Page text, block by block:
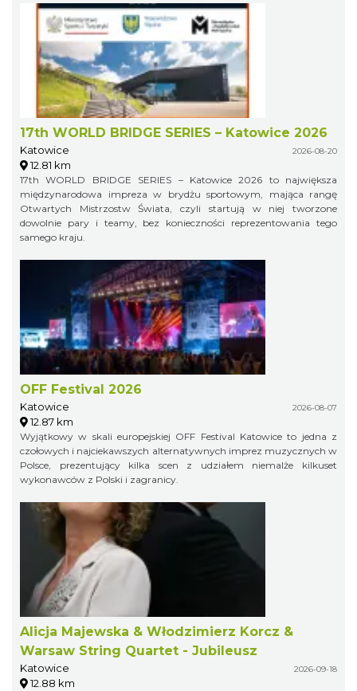
17th WORLD BRIDGE SERIES – Katowice 2026
Katowice 2026-08-20
12.81 km
17th WORLD BRIDGE SERIES – Katowice 2026 to największa
międzynarodowa impreza w brydżu sportowym, mająca rangę
Otwartych Mistrzostw Świata, czyli startują w niej tworzone
dowolnie pary i teamy, bez konieczności reprezentowania tego
samego kraju.
OFF Festival 2026
Katowice 2026-08-07
12.87 km
Wyjątkowy w skali europejskiej OFF Festival Katowice to jedna z
czołowych i najciekawszych alternatywnych imprez muzycznych w
Polsce, prezentujący kilka scen z udziałem niemalże kilkuset
wykonawców z Polski i zagranicy.
Alicja Majewska & Włodzimierz Korcz &
Warsaw String Quartet - Jubileusz
Katowice 2026-09-18
12.88 km